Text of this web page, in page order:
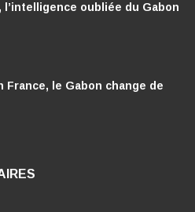
l’intelligence oubliée du Gabon
France, le Gabon change de